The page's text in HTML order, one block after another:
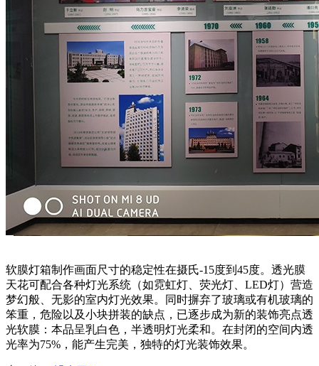
软膜灯箱制作画面尺寸的稳定性在摄氏-15度到45度。透光膜
天花可配合各种灯光系统（如霓虹灯、荧光灯、LED灯）营造
梦幻般、无影的室内灯光效果。同时摒弃了玻璃或有机玻璃的
笨重，危险以及小块拼装的缺点，已逐步成为新的装饰亮点透
光软膜：本品呈乳白色，半透明灯光柔和。在封闭的空间内透
光率为75%，能产生完美，独特的灯光装饰效果。